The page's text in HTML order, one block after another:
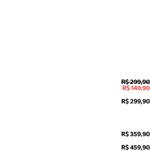
R$ 299,90
R$ 149,90
R$ 299,90
R$ 359,90
R$ 459,90